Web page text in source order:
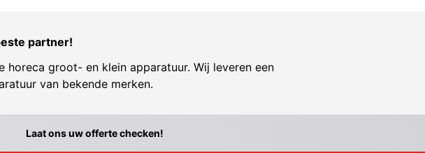
partner!
groot- en klein apparatuur. Wij leveren een
van bekende merken.
Laat ons uw offerte checken!